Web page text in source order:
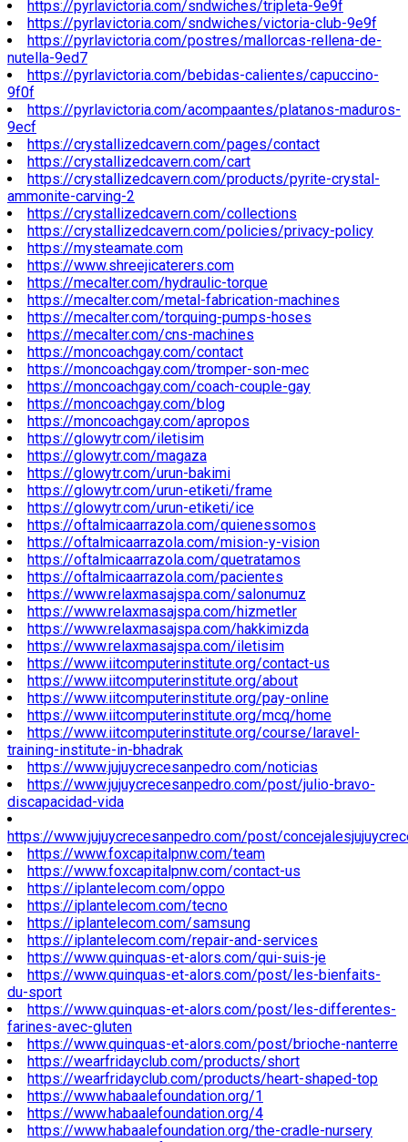
https://pyrlavictoria.com/sndwiches/tripleta-9e9f
https://pyrlavictoria.com/sndwiches/victoria-club-9e9f
https://pyrlavictoria.com/postres/mallorcas-rellena-de-
nutella-9ed7
https://pyrlavictoria.com/bebidas-calientes/capuccino-
9f0f
https://pyrlavictoria.com/acompaantes/platanos-maduros-
9ecf
https://crystallizedcavern.com/pages/contact
https://crystallizedcavern.com/cart
https://crystallizedcavern.com/products/pyrite-crystal-
ammonite-carving-2
https://crystallizedcavern.com/collections
https://crystallizedcavern.com/policies/privacy-policy
https://mysteamate.com
https://www.shreejicaterers.com
https://mecalter.com/hydraulic-torque
https://mecalter.com/metal-fabrication-machines
https://mecalter.com/torquing-pumps-hoses
https://mecalter.com/cns-machines
https://moncoachgay.com/contact
https://moncoachgay.com/tromper-son-mec
https://moncoachgay.com/coach-couple-gay
https://moncoachgay.com/blog
https://moncoachgay.com/apropos
https://glowytr.com/iletisim
https://glowytr.com/magaza
https://glowytr.com/urun-bakimi
https://glowytr.com/urun-etiketi/frame
https://glowytr.com/urun-etiketi/ice
https://oftalmicaarrazola.com/quienessomos
https://oftalmicaarrazola.com/mision-y-vision
https://oftalmicaarrazola.com/quetratamos
https://oftalmicaarrazola.com/pacientes
https://www.relaxmasajspa.com/salonumuz
https://www.relaxmasajspa.com/hizmetler
https://www.relaxmasajspa.com/hakkimizda
https://www.relaxmasajspa.com/iletisim
https://www.iitcomputerinstitute.org/contact-us
https://www.iitcomputerinstitute.org/about
https://www.iitcomputerinstitute.org/pay-online
https://www.iitcomputerinstitute.org/mcq/home
https://www.iitcomputerinstitute.org/course/laravel-
training-institute-in-bhadrak
https://www.jujuycrecesanpedro.com/noticias
https://www.jujuycrecesanpedro.com/post/julio-bravo-
discapacidad-vida
https://www.jujuycrecesanpedro.com/post/
https://www.foxcapitalpnw.com/team
https://www.foxcapitalpnw.com/contact-us
https://iplantelecom.com/oppo
https://iplantelecom.com/tecno
https://iplantelecom.com/samsung
https://iplantelecom.com/repair-and-services
https://www.quinquas-et-alors.com/qui-suis-je
https://www.quinquas-et-alors.com/post/les-bienfaits-
du-sport
https://www.quinquas-et-alors.com/post/les-differentes-
farines-avec-gluten
https://www.quinquas-et-alors.com/post/brioche-nanterre
https://wearfridayclub.com/products/short
https://wearfridayclub.com/products/heart-shaped-top
https://www.habaalefoundation.org/1
https://www.habaalefoundation.org/4
https://www.habaalefoundation.org/the-cradle-nursery